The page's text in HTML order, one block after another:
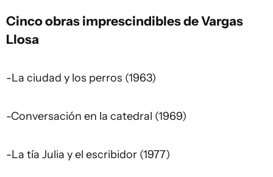
Cinco obras imprescindibles de Vargas
Llosa
-La ciudad y los perros (1963)
-Conversación en la catedral (1969)
-La tía Julia y el escribidor (1977)